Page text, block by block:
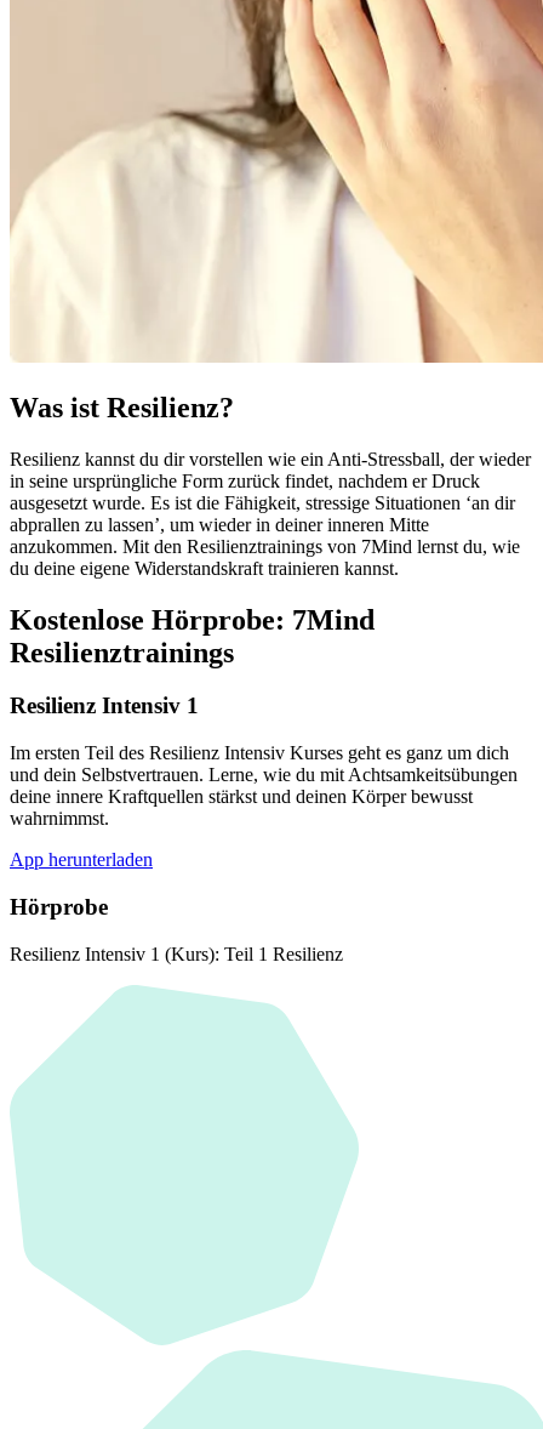
Was ist Resilienz?
Resilienz kannst du dir vorstellen wie ein Anti-Stressball, der wieder
in seine ursprüngliche Form zurück findet, nachdem er Druck
ausgesetzt wurde. Es ist die Fähigkeit, stressige Situationen ‘an dir
abprallen zu lassen’, um wieder in deiner inneren Mitte
anzukommen. Mit den Resilienztrainings von 7Mind lernst du, wie
du deine eigene Widerstandskraft trainieren kannst.
Kostenlose Hörprobe: 7Mind
Resilienztrainings
Resilienz Intensiv 1
Im ersten Teil des Resilienz Intensiv Kurses geht es ganz um dich
und dein Selbstvertrauen. Lerne, wie du mit Achtsamkeitsübungen
deine innere Kraftquellen stärkst und deinen Körper bewusst
wahrnimmst.
App herunterladen
Hörprobe
Resilienz Intensiv 1 (Kurs): Teil 1 Resilienz